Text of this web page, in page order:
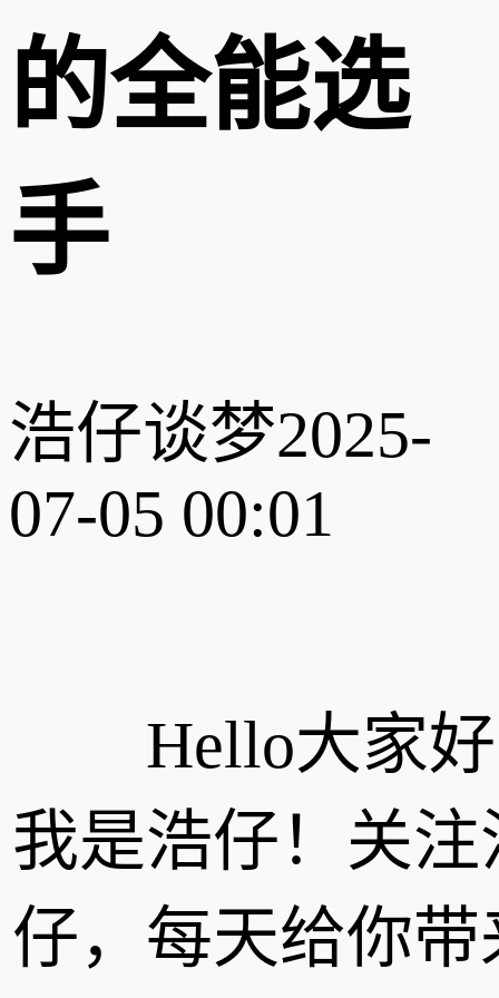
的全能选
手
浩仔谈梦2025-
07-05 00:01
Hello大家好
我是浩仔！关注
仔，每天给你带